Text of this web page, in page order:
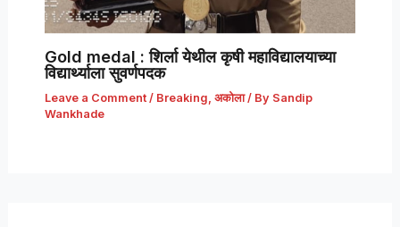
Gold medal : शिर्ला येथील कृषी महाविद्यालयाच्या
विद्यार्थ्याला सुवर्णपदक
Leave a Comment / Breaking अकोला/ By Sandip
Wankhade